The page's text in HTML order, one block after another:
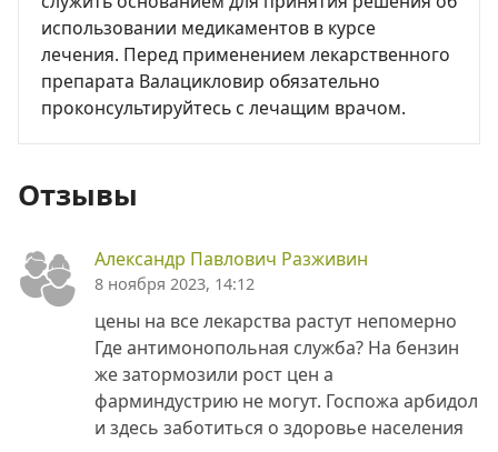
использовании медикаментов в курсе
лечения. Перед применением лекарственного
препарата Валацикловир обязательно
проконсультируйтесь с лечащим врачом.
Отзывы
Александр Павлович Разживин
8 ноября 2023, 14:12
цены на все лекарства растут непомерно
Где антимонопольная служба? На бензин
же затормозили рост цен а
фарминдустрию не могут. Госпожа арбидол
и здесь заботиться о здоровье населения